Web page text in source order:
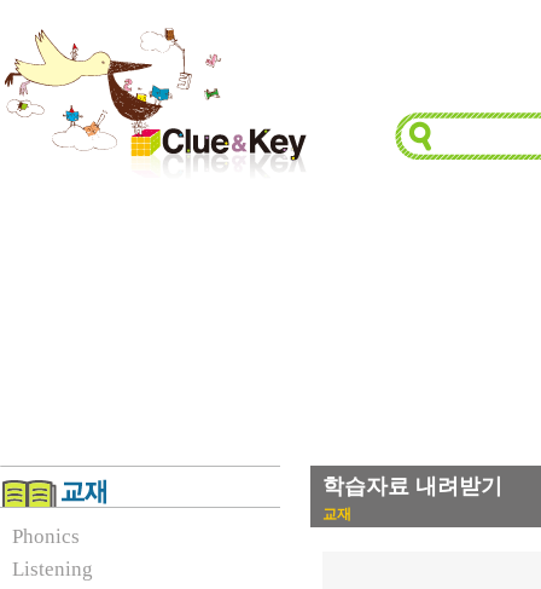
Phonics
Listening
학습자료 내려받기
교재